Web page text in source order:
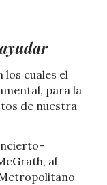
los cuales el
para la
de nuestra
al